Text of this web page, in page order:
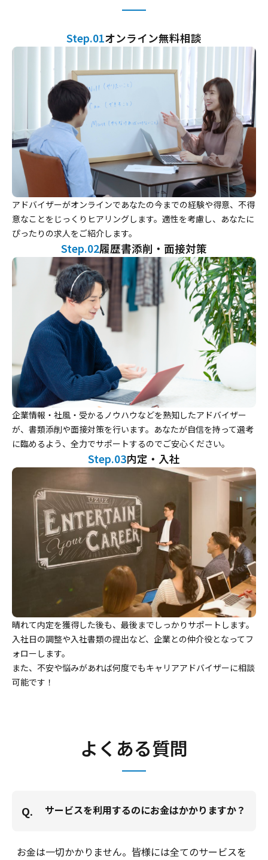
Step.01オンライン無料相談
アドバイザーがオンラインであなたの今までの経験や得意、不得
意なことをじっくりヒアリングします。適性を考慮し、あなたに
ぴったりの求人をご紹介します。
Step.02履歴書添削・面接対策
企業情報・社風・受かるノウハウなどを熟知したアドバイザー
が、書類添削や面接対策を行います。あなたが自信を持って選考
に臨めるよう、全力でサポートするのでご安心ください。
Step.03内定・入社
晴れて内定を獲得した後も、最後までしっかりサポートします。
入社日の調整や入社書類の提出など、企業との仲介役となってフ
ォローします。
また、不安や悩みがあれば何度でもキャリアアドバイザーに相談
可能です！
よくある質問
Q. サービスを利用するのにお金はかかりますか？
お金は一切かかりません。皆様には全てのサービスを